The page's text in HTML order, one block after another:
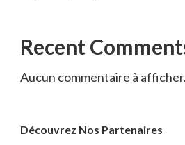
Recent
Aucun commentaire à afficher.
Découvrez Nos Partenaires